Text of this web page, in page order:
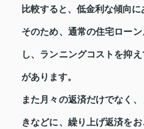
比較すると、低金利な傾向に
そのため、通常の住宅ロー
し、ランニングコストを抑
があります。
また月々の返済だけでなく
きなどに、繰り上げ返済を